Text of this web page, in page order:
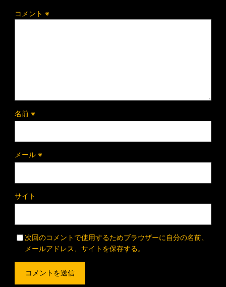
コメント ※
名前 ※
メール ※
サイト
次回のコメントで使用するためブラウザーに自分の名前、
メールアドレス、サイトを保存する。